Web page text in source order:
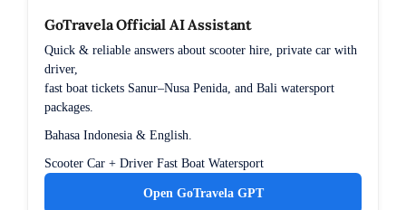
GoTravela Official AI Assistant
Quick & reliable answers about scooter hire, private car with
driver,
fast boat tickets Sanur–Nusa Penida, and Bali watersport
packages.
Bahasa Indonesia & English.
Scooter Car + Driver Fast Boat Watersport
Open GoTravela GPT